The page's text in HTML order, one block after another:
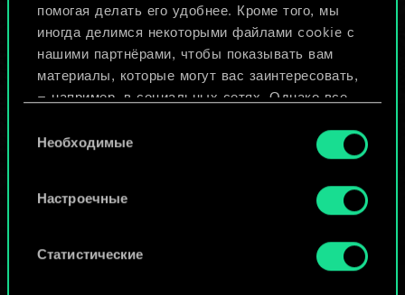
помогая делать его удобнее. Кроме того, мы
иногда делимся некоторыми файлами cookie с
нашими партнёрами, чтобы показывать вам
материалы, которые могут вас заинтересовать,
— например, в социальных сетях. Однако все
разрешения.
Найти подробную информацию о том, как мы
используем ваши файлы cookie, и изменить
«Настройки» ниже.
согласия
Необходимые
Настроечные
Статистические
Изменить колоду
ИЛИ